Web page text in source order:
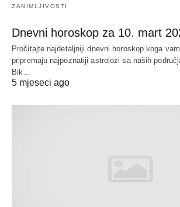
ZANIMLJIVOSTI
Dnevni horoskop za 10. mart
Pročitajte najdetaljniji dnevni horoskop koga
pripremaju najpoznatiji astrolozi sa naših
Bik…
5 mjeseci ago